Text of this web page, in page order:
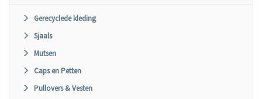
Gerecyclede kleding
Sjaals
Mutsen
Caps en Petten
Pullovers & Vesten